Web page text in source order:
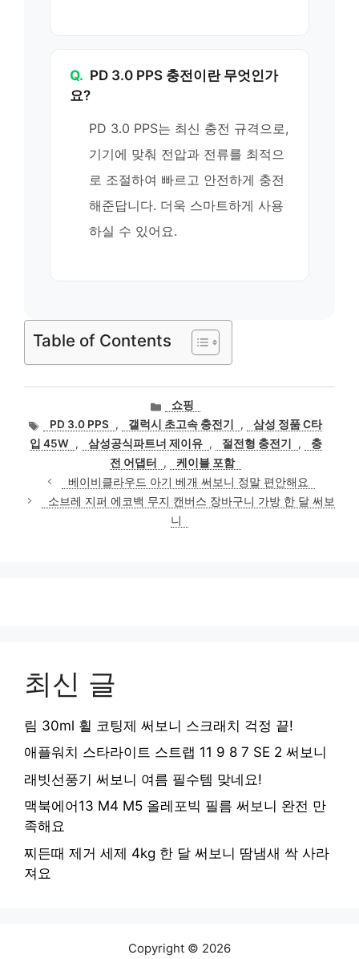
Q. PD 3.0 PPS 충전이란 무엇인가
요?
PD 3.0 PPS는 최신 충전 규격으로,
기기에 맞춰 전압과 전류를 최적으
로 조절하여 빠르고 안전하게 충전
해준답니다. 더욱 스마트하게 사용
하실 수 있어요.
Table of Contents
카
테
고
리
쇼핑
태
그
PD 3.0 PPS , 갤럭시 초고속 충전기 ,
삼성 정품 C타
입 45W , 삼성공식파트너 제이유 , 절전형 충전기 ,
충
전 어댑터
,
케이블 포함
베이비클라우드 아기 베개 써보니 정말 편안해요
소브레 지퍼 에코백 무지 캔버스 장바구니 가방 한 달 써보
니
최신 글
림 30ml 휠 코팅제 써보니 스크래치 걱정 끝!
애플워치 스타라이트 스트랩 11 9 8 7 SE 2 써보니
래빗선풍기 써보니 여름 필수템 맞네요!
맥북에어13 M4 M5 올레포빅 필름 써보니 완전 만
족해요
찌든때 제거 세제 4kg 한 달 써보니 땀냄새 싹 사라
져요
Copyright © 2026